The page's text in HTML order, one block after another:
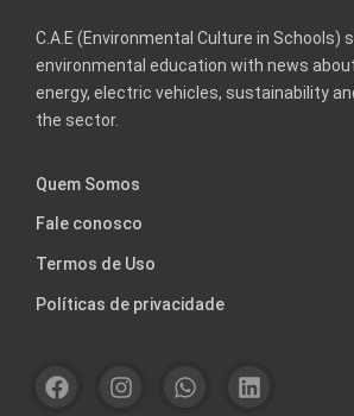
C.A.E (Environmental Culture in Schools)
environmental education with news
energy, electric vehicles, sustainability
the sector.
Quem Somos
Fale conosco
Termos de Uso
Políticas de privacidade